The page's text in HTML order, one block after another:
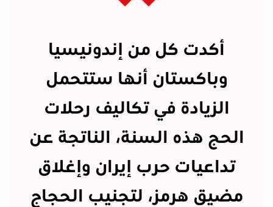
أكدت كل من إندونيسيا
وباكستان أنها ستتحمل
الزيادة في تكاليف رحلات
الحج هذه السنة، الناتجة عن
تداعيات حرب إيران وإغلاق
مضيق هرمز، لتجنيب الحجاج